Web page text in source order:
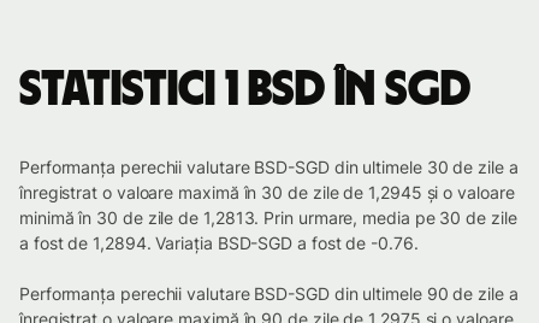
Statistici 1 BSD în SGD
Performanța perechii valutare BSD-SGD din ultimele 30 de zile a
înregistrat o valoare maximă în 30 de zile de 1,2945 și o valoare
minimă în 30 de zile de 1,2813. Prin urmare, media pe 30 de zile
a fost de 1,2894. Variația BSD-SGD a fost de -0.76.
Performanța perechii valutare BSD-SGD din ultimele 90 de zile a